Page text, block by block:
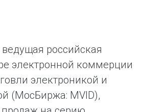
ведущая российская
электронной коммерции
электроникой и
(МосБиржа: MVID),